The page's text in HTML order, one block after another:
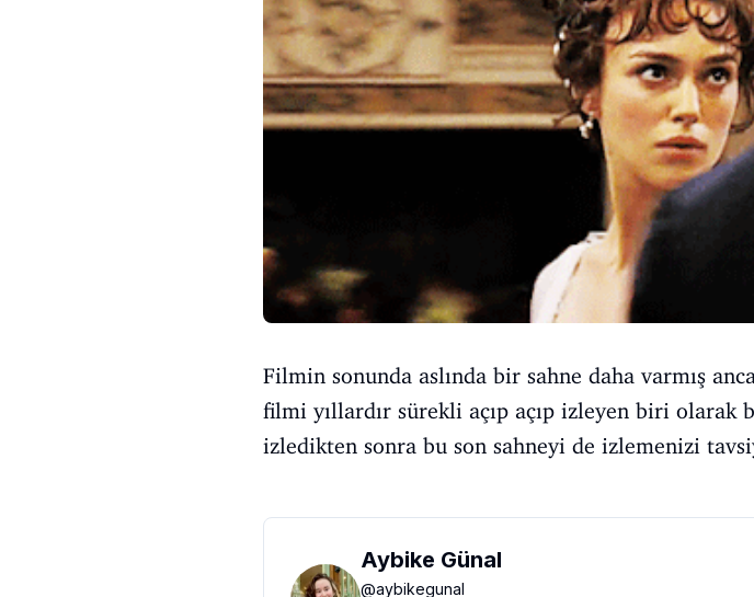
Filmin sonunda aslında bir sahne daha varmış
filmi yıllardır sürekli açıp açıp izleyen biri olarak
izledikten sonra bu son sahneyi de izlemenizi
Aybike Günal
@aybikegunal